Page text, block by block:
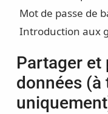
Mot de passe de
Introduction aux
Partager et
données (à